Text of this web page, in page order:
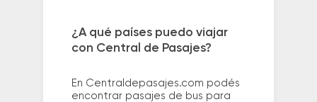
¿A qué países puedo viajar
con Central de Pasajes?
En Centraldepasajes.com podés
encontrar pasajes de bus para